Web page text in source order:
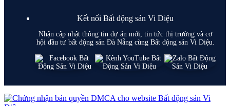
Kết nối Bất động sản Vi Diệu
Nhận cập nhật thông tin dự án mới, tin tức thị trường và cơ
hội đầu tư bất động sản Đà Nẵng cùng Bất động sản Vi Diệu.